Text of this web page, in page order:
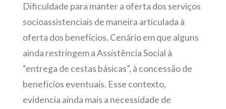
Dificuldade para manter a oferta dos serviços
socioassistenciais de maneira articulada à
oferta dos benefícios. Cenário em que alguns
ainda restringem a Assistência Social à
“entrega de cestas básicas”, à concessão de
benefícios eventuais. Esse contexto,
evidencia ainda mais a necessidade de